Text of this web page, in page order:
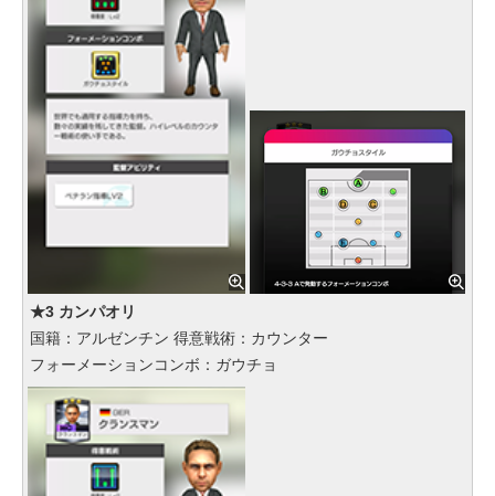
★3 カンパオリ
国籍：アルゼンチン 得意戦術：カウンター
フォーメーションコンボ：ガウチョ